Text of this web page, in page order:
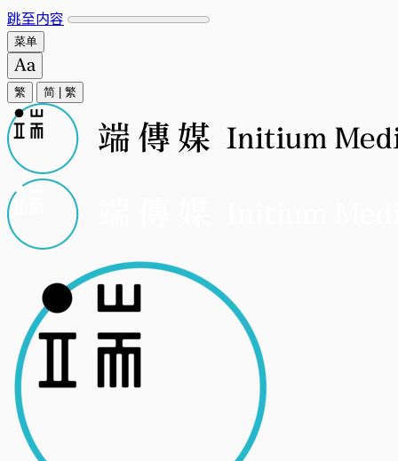
跳至内容
菜单
繁 简 繁